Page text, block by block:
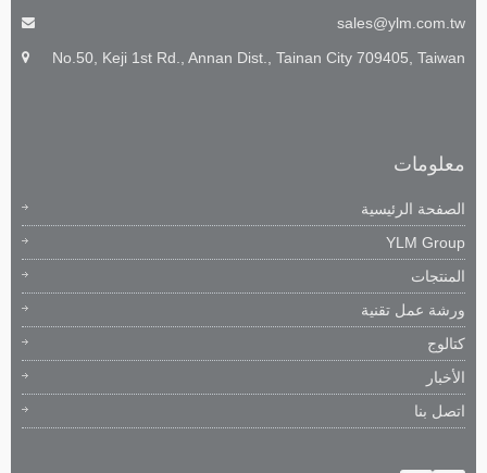
sales@ylm.com.tw
No.50, Keji 1st Rd., Annan Dist., Tainan City 709405, Taiwan
معلومات
الصفحة الرئيسية
YLM Group
المنتجات
ورشة عمل تقنية
كتالوج
الأخبار
اتصل بنا